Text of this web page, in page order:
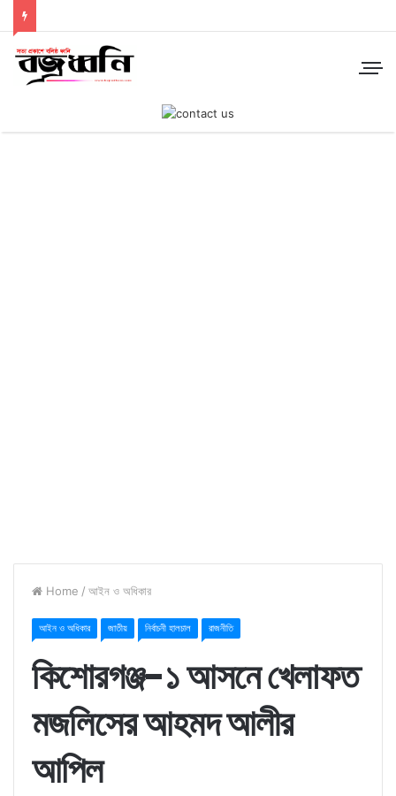
Home / আইন ও অধিকার
আইন ও অধিকার জাতীয় নির্বাচনী হালচাল রাজনীতি
কিশোরগঞ্জ-১ আসনে খেলাফত
মজলিসের আহমদ আলীর
আপিল